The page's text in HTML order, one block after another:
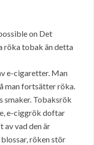
on Det
röka tobak än detta
e-cigaretter. Man
man fortsätter röka.
smaker. Tobaksrök
e-ciggrök doftar
av vad den är
röken stör